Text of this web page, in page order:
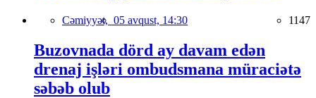
Cəmiyyət, 05 avqust, 14:30 1147
Buzovnada dörd ay davam edən
drenaj işləri ombudsmana müraciətə
səbəb olub